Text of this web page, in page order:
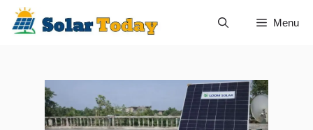
Skip
Menu